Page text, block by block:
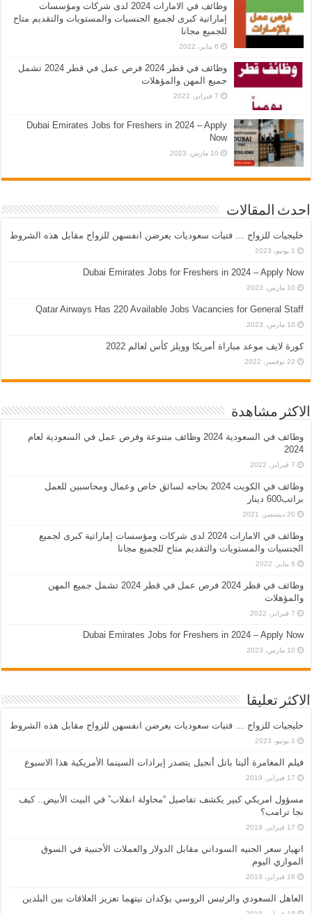
وظائف في الامارات 2024 لدى شركات ومؤسسات
إماراتية كبرى لجميع الجنسيات والمستويات والتقديم متاح
للجميع مجانا
6 يناير، 2022
وظائف في قطر 2024 فرص عمل في قطر 2024 تشمل
جميع المهن والمؤهلات
7 فبراير، 2022
Dubai Emirates Jobs for Freshers in 2024 – Apply
Now
10 مارس، 2023
احدث المقالات
خليجيات للزواج … فتيات سعوديات يعرضن انفسهن للزواج مقابل هذه الشروط
1 يونيو، 2023
Dubai Emirates Jobs for Freshers in 2024 – Apply Now
10 مارس، 2023
Qatar Airways Has 220 Available Jobs Vacancies for General Staff
10 مارس، 2023
كورة لايف موعد مباراة أمريكا وويلز كأس لعالم 2022
22 نوفمبر، 2022
الاكثر مشاهدة
وظائف في السعودية 2024 وظائف متنوعة وفرص عمل في السعودية لعام
2024
7 فبراير، 2022
وظائف في الكويت 2024 بحاجه لسائق خاص وعمال ومحاسبين للعمل
براتب600 دينار
20 ديسمبر، 2021
وظائف في الامارات 2024 لدى شركات ومؤسسات إماراتية كبرى لجميع
الجنسيات والمستويات والتقديم متاح للجميع مجانا
6 يناير، 2022
وظائف في قطر 2024 فرص عمل في قطر 2024 تشمل جميع المهن
والمؤهلات
7 فبراير، 2022
Dubai Emirates Jobs for Freshers in 2024 – Apply Now
10 مارس، 2023
الاكثر تعليقا
خليجيات للزواج … فتيات سعوديات يعرضن انفسهن للزواج مقابل هذه الشروط
1 يونيو، 2023
فيلم المغامرة أليتا‭ ‬باتل أنجيل يتصدر إيرادات السينما الأمريكية هذا الاسبوع
17 فبراير، 2019
مسؤول امريكي كبير يكشف تفاصيل “محاولة انقلاب” في البيت الأبيض.. كيف
نجا ترامب؟
17 فبراير، 2019
انهيار سعر الجنيه السوداني مقابل الدولار والعملات الأجنبية في السوق
الموازي اليوم
18 فبراير، 2019
العاهل السعودي والرئيس الروسي يؤكدان نيتهما تعزيز العلاقات بين البلدين